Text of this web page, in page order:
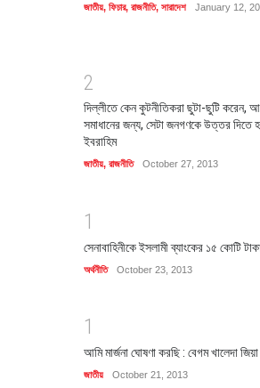
জাতীয়, ফিচার, রাজনীতি, সারাদেশ January 12,
2
দিল্লীতে কেন কুটনীতিকরা ছুটা-ছুটি করেন,
সমাধানের জন্য, সেটা জনগণকে উত্তর দিতে
ইবরাহিম
জাতীয়, রাজনীতি October 27, 2013
1
সেনাবাহিনীকে ইসলামী ব্যাংকের ১৫ কোটি
অর্থনীতি October 23, 2013
1
আমি মার্জনা ঘোষণা করছি : বেগম খালেদা জিয়া
জাতীয় October 21, 2013